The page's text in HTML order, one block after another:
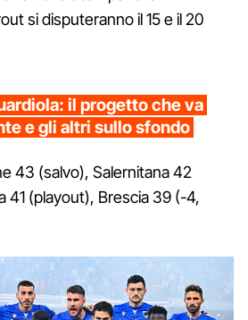
si disputeranno il 15 e il 20
il progetto che va
e gli altri sullo sfondo
43 (salvo), Salernitana 42
41 (playout), Brescia 39 (-4,